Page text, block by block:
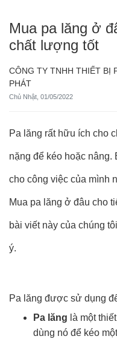
Mua pa lăng ở
chất lượng tốt
CÔNG TY TNHH THIẾT BỊ
PHÁT
Chủ Nhật, 01/05/2022
Pa lăng rất hữu ích cho
nặng để kéo hoặc nâng.
cho công việc của mình
Mua pa lăng ở đâu cho
bài viết này của chúng
ý.
Pa lăng được sử dụng
Pa lăng là một
dùng nó để kéo